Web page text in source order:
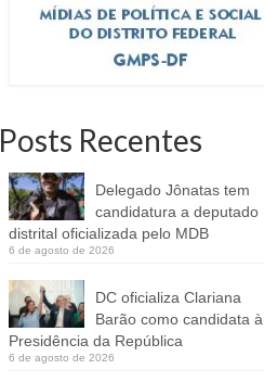
1 de fevereiro de 2022
O contrato permite a instalação de
Posts Recentes
Delegado Jônatas tem
candidatura a deputado
distrital oficializada pelo MDB
6 de agosto de 2026
DC oficializa Clariana
Barão como candidata à
Presidência da República
6 de agosto de 2026